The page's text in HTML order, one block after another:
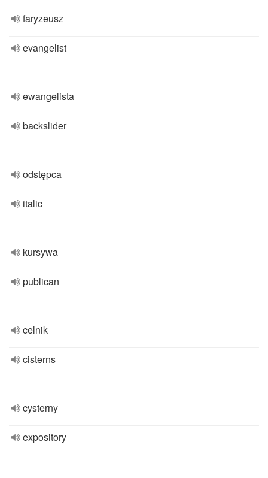
faryzeusz
evangelist
ewangelista
backslider
odstępca
italic
kursywa
publican
celnik
cisterns
cysterny
expository